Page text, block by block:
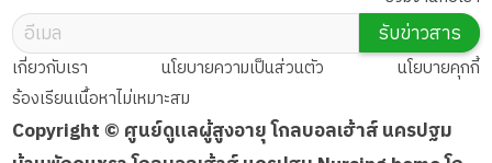
Copyright © ศูนย์ดูแลผู้สูงอายุ โกลบอลเฮ้าส์ นครปฐม
เกี่ยวกับเรา นโยบายความเป็นส่วนตัว
นโยบายคุกกี้
ร้องเรียนเนื้อหาไม่เหมาะสม
รับข่าวสาร